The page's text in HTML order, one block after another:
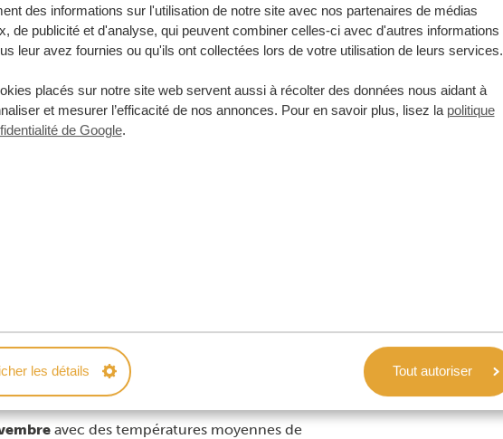
des informations sur l'utilisation de notre site avec nos partenaires de médias
de publicité et d'analyse, qui peuvent combiner celles-ci avec d'autres informations
leur avez fournies ou qu'ils ont collectées lors de votre utilisation de leurs services.
placés sur notre site web servent aussi à récolter des données nous aidant à
et mesurer l’efficacité de nos annonces. Pour en savoir plus, lisez la politique
de Google.
les détails Tout autoriser
le ciel en hélicoptère
possible de faire le trajet en 45 minutes
de Solio, située à 10 minutes de Solio
de Nanyuki, suivi d’un trajet de 30
avec des températures moyennes de